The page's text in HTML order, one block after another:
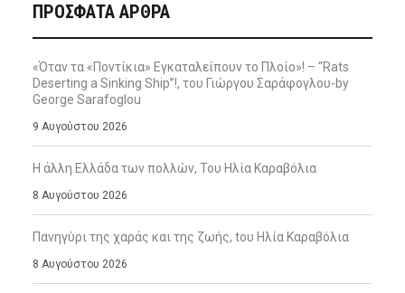
ΠΡΌΣΦΑΤΑ ΆΡΘΡΑ
«Όταν τα «Ποντίκια» Εγκαταλείπουν το Πλοίο»! – “Rats
Deserting a Sinking Ship”!, του Γιώργου Σαράφογλου-by
George Sarafoglou
9 Αυγούστου 2026
Η άλλη Ελλάδα των πολλών, Του Ηλία Καραβόλια
8 Αυγούστου 2026
Πανηγύρι της χαράς και της ζωής, tου Ηλία Καραβόλια
8 Αυγούστου 2026